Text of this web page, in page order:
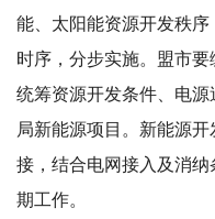
能、太阳能资源开发秩
时序，分步实施。盟市要
统筹资源开发条件、电
局新能源项目。新能源
接，结合电网接入及消
期工作。